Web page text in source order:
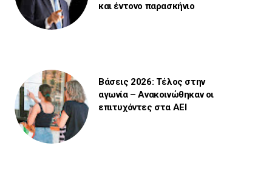
και έντονο παρασκήνιο
Βάσεις 2026: Τέλος στην
αγωνία – Ανακοινώθηκαν οι
επιτυχόντες στα ΑΕΙ